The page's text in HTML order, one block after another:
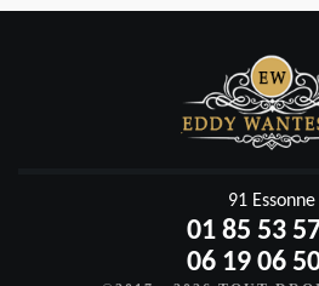
91 Essonne
01 85 53
06 19 06